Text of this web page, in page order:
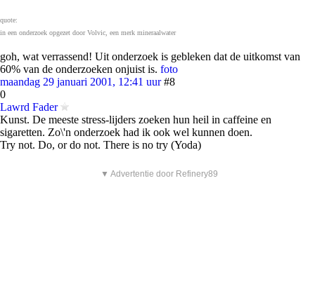
quote:
in een onderzoek opgezet door Volvic, een merk mineraalwater
goh, wat verrassend! Uit onderzoek is gebleken dat de uitkomst van
60% van de onderzoeken onjuist is. foto
maandag 29 januari 2001, 12:41 uur #8
0
Lawrd Fader
Kunst. De meeste stress-lijders zoeken hun heil in caffeine en
sigaretten. Zo\'n onderzoek had ik ook wel kunnen doen.
Try not. Do, or do not. There is no try (Yoda)
▼ Advertentie door Refinery89